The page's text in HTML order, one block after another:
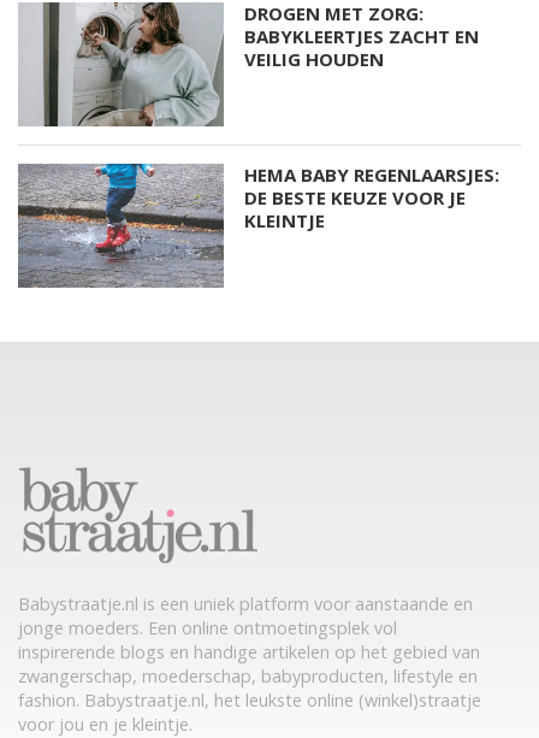
DROGEN MET ZORG:
BABYKLEERTJES ZACHT EN
VEILIG HOUDEN
HEMA BABY REGENLAARSJES:
DE BESTE KEUZE VOOR JE
KLEINTJE
Babystraatje.nl is een uniek platform voor aanstaande en
jonge moeders. Een online ontmoetingsplek vol
inspirerende blogs en handige artikelen op het gebied van
zwangerschap, moederschap, babyproducten, lifestyle en
fashion. Babystraatje.nl, het leukste online (winkel)straatje
voor jou en je kleintje.